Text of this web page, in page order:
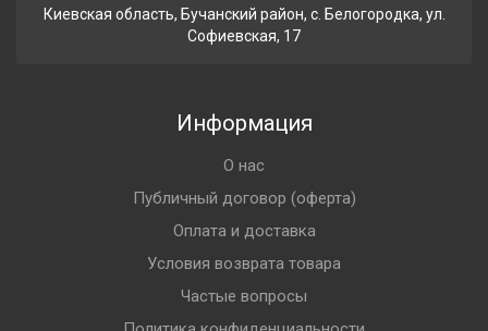
Киевская область, Бучанский район, с. Белогородка, ул.
Софиевская, 17
Информация
О нас
Публичный договор (оферта)
Оплата и доставка
Условия возврата товара
Частые вопросы